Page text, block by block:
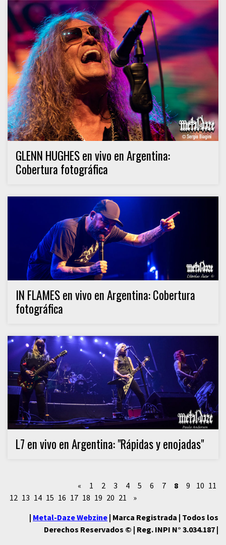
GLENN HUGHES en vivo en Argentina:
Cobertura fotográfica
IN FLAMES en vivo en Argentina: Cobertura
fotográfica
L7 en vivo en Argentina: "Rápidas y enojadas"
« 1 2 3 4 5 6 7 8 9 10 11
12 13 14 15 16 17 18 19 20 21
»
| Metal-Daze Webzine | Marca Registrada | Todos los
Derechos Reservados © | Reg. INPI N° 3.034.187 |